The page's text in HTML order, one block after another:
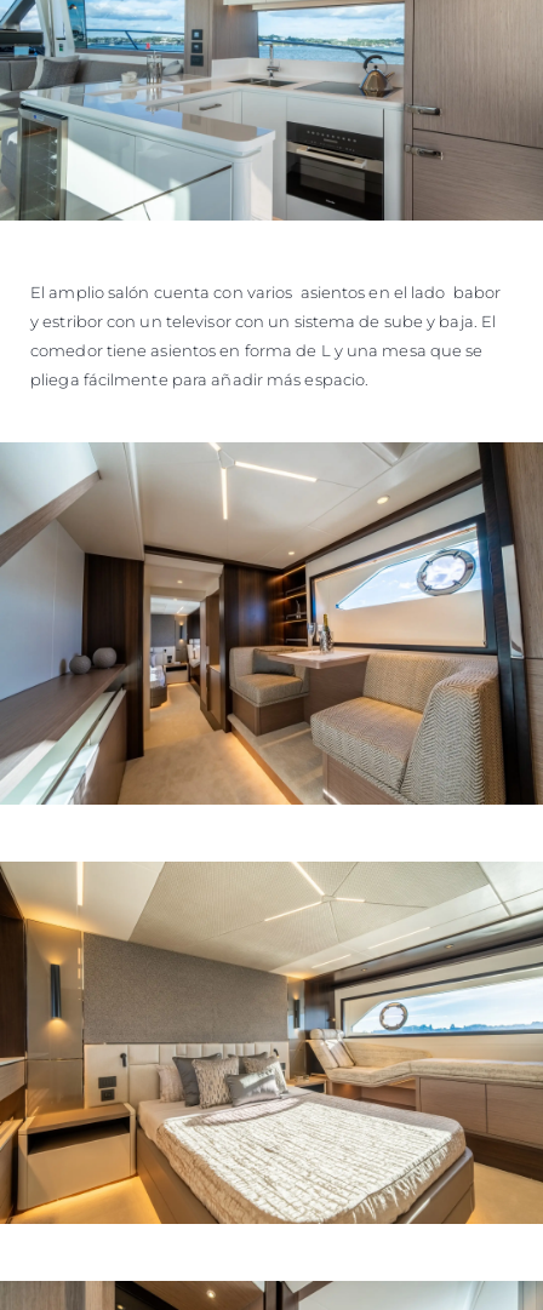
El amplio salón cuenta con varios asientos en el lado babor
y estribor con un televisor con un sistema de sube y baja. El
comedor tiene asientos en forma de L y una mesa que se
pliega fácilmente para añadir más espacio.